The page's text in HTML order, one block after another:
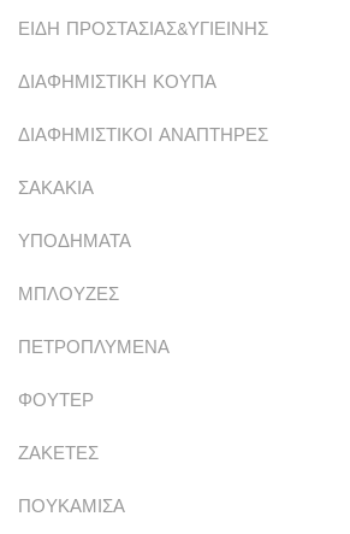
ΕΙΔΗ ΠΡΟΣΤΑΣΙΑΣ&ΥΓΙΕΙΝΗΣ
ΔΙΑΦΗΜΙΣΤΙΚΗ ΚΟΥΠΑ
ΔΙΑΦΗΜΙΣΤΙΚΟΙ ΑΝΑΠΤΗΡΕΣ
ΣΑΚΑΚΙΑ
ΥΠΟΔΗΜΑΤΑ
ΜΠΛΟΥΖΕΣ
ΠΕΤΡΟΠΛΥΜΕΝΑ
ΦΟΥΤΕΡ
ΖΑΚΕΤΕΣ
ΠΟΥΚΑΜΙΣΑ